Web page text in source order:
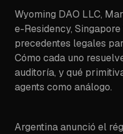
Wyoming DAO LLC,
e-Residency,
precedentes legales
Cómo cada uno
auditoría, y qué
agents como análogo.
Argentina anunció el